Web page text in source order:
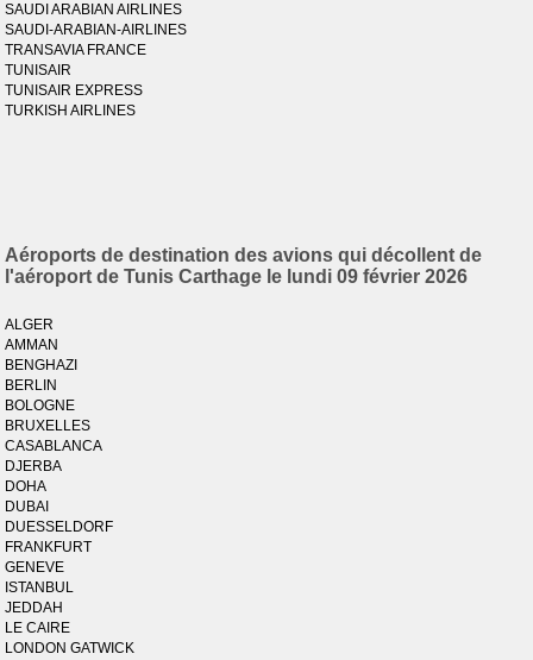
SAUDI ARABIAN AIRLINES
SAUDI-ARABIAN-AIRLINES
TRANSAVIA FRANCE
TUNISAIR
TUNISAIR EXPRESS
TURKISH AIRLINES
Aéroports de destination des avions qui décollent de
l'aéroport de Tunis Carthage le lundi 09 février 2026
ALGER
AMMAN
BENGHAZI
BERLIN
BOLOGNE
BRUXELLES
CASABLANCA
DJERBA
DOHA
DUBAI
DUESSELDORF
FRANKFURT
GENEVE
ISTANBUL
JEDDAH
LE CAIRE
LONDON GATWICK